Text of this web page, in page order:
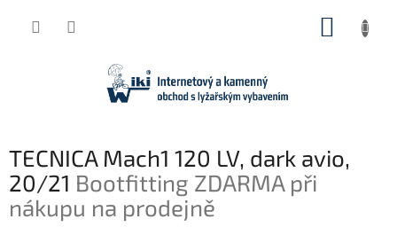
TECNICA Mach1 120 LV, dark avio,
20/21 Bootfitting ZDARMA při
nákupu na prodejně